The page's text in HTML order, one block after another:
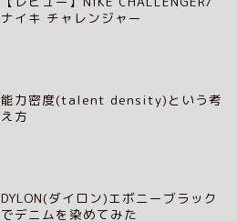
ナイキ チャレンジャー
能力密度(talent density)という考
え方
DYLON(ダイロン)エボニーブラック
でデニムを染めてみた